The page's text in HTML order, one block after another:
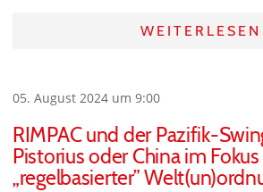
WEITERLESEN
05. August 2024 um 9:00
RIMPAC und der Pazifik-
Pistorius oder China im Fokus
„regelbasierter”